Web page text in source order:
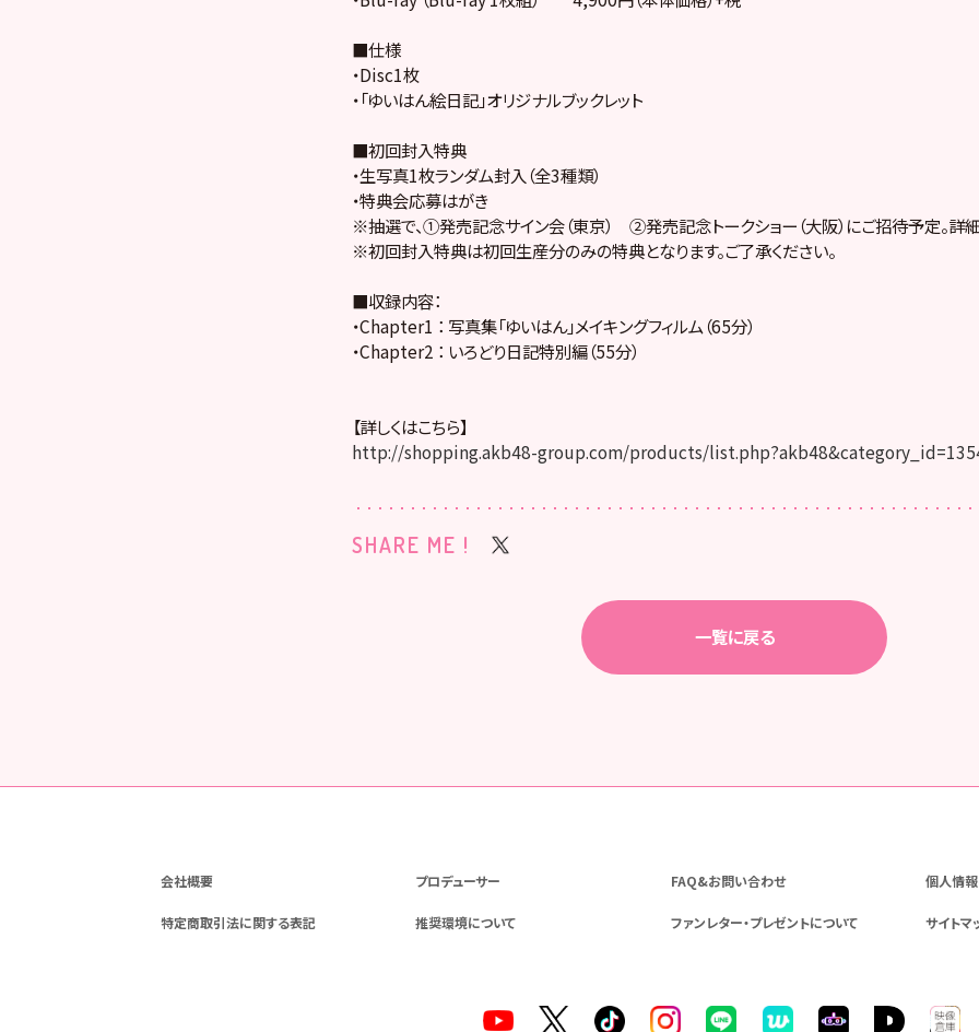
■仕様
・Disc1枚
・「ゆいはん絵日記」オリジナルブックレット
■初回封入特典
・生写真1枚ランダム封入（全3種類）
・特典会応募はがき
※抽選で、①発売記念サイン会（東京） ②発売記念トークショー（大阪）にご招待予定。詳
※初回封入特典は初回生産分のみの特典となります。ご了承ください。
■収録内容：
・Chapter1 ： 写真集「ゆいはん」メイキングフィルム（65分）
・Chapter2 ： いろどり日記特別編（55分）
【詳しくはこちら】
http://shopping.akb48-group.com/products/
SHARE ME !
一覧に戻る
会社概要 プロデューサー FAQ&お問い合わせ 個人情
特定商取引法に関する表記 推奨環境について ファンレター・プレゼントについて サイトマ